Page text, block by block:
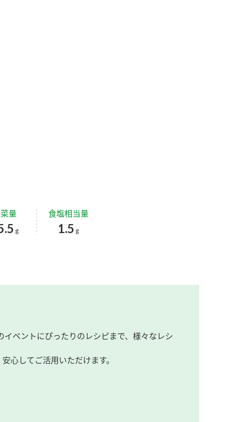
量
g
食塩相当量
1.5 g
ベントにぴったりのレシピまで、様々なレシ
心してご活用いただけます。